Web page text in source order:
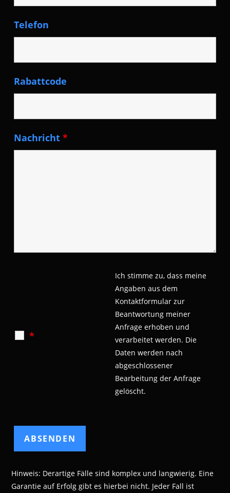
Telefon
Rabattcode
Nachricht*
*
Ich stimme zu, dass meine
Angaben aus dem
Kontaktformular zur
Beantwortung meiner
Anfrage erhoben und
verarbeitet werden. Die
Daten werden nach
abgeschlossener
Bearbeitung der Anfrage
gelöscht.
Hinweis: Derartige Fälle sind komplex und langwierig. Eine
Garantie auf Erfolg gibt es hierbei nicht. Jeder Fall ist